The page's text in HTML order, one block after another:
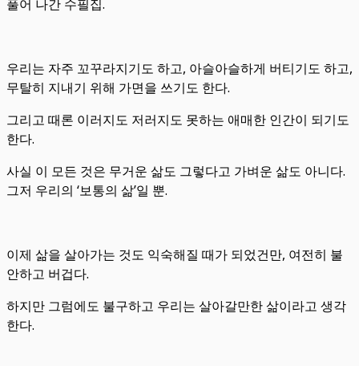
풀어 나간 수필집.
우리는 자주 꼬꾸라지기도 하고, 아슬아슬하게 버티기도 하고,
무탈히 지내기 위해 가면을 쓰기도 한다.
그리고 때론 이러지도 저러지도 못하는 애매한 인간이 되기도
한다.
사실 이 모든 것은 무거운 삶도 그렇다고 가벼운 삶도 아니다.
그저 우리의 ‘보통의 삶’일 뿐.
이제 삶을 살아가는 것도 익숙해질 때가 되었건만, 여전히 불
안하고 버겁다.
하지만 그럼에도 불구하고 우리는 살아갈만한 삶이라고 생각
한다.